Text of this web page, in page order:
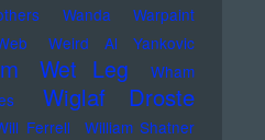
Wanda Warpaint
Weird Al Yankovic
Wet Leg
Wham
Wiglaf Droste
Ferrell
William Shatner